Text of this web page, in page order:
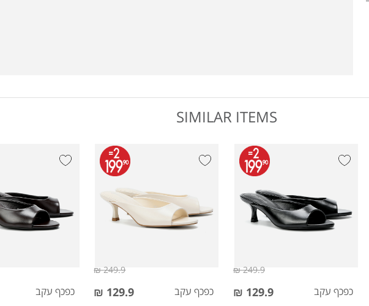
SIMILAR ITEMS
כפכף עקב 129.9 ₪
249.9 ₪
כפכף עקב 129.9 ₪
249.9 ₪
כפכף עקב